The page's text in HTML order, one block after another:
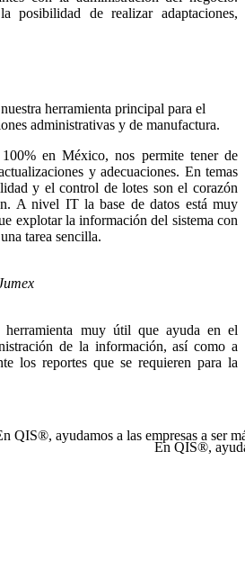
posibilidad de realizar adaptaciones,
herramienta principal para el
administrativas y de manufactura.
en México, nos permite tener de
y adecuaciones. En temas
y el control de lotes son el corazón
A nivel IT la base de datos está muy
explotar la información del sistema con
tarea sencilla.
muy útil que ayuda en el
de la información, así como a
los reportes que se requieren para la